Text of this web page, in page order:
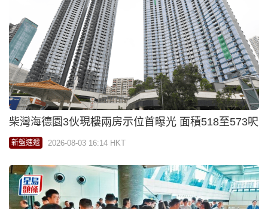
柴灣海德園3伙現樓兩房示位首曝光 面積518至573呎
新盤速遞 2026-08-03 16:14 HKT